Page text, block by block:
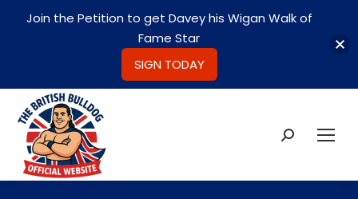
Search:
Join the Petition to get Davey his Wigan Walk of
Fame Star
SIGN TODAY